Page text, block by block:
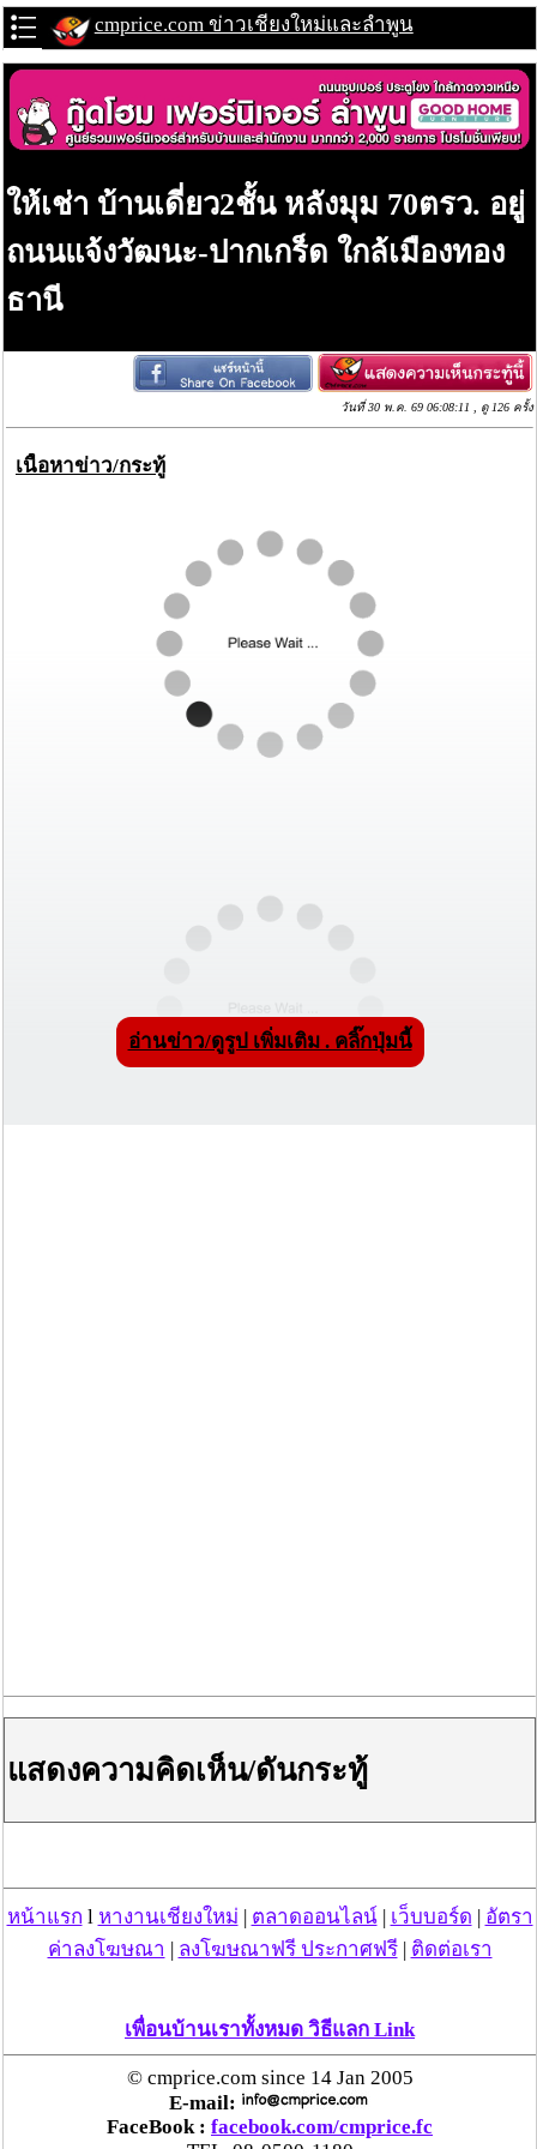
cmprice.com ข่าวเชียงใหม่และลำพูน
ให้เช่า บ้านเดี่ยว2ชั้น หลังมุม 70ตรว. อยู่
ถนนแจ้งวัฒนะ-ปากเกร็ด ใกล้เมืองทอง
ธานี
วันที่ 30 พ.ค. 69 06:08:11 , ดู 126 ครั้ง
เนื้อหาข่าว/กระทู้
อ่านข่าว/ดูรูป เพิ่มเติม . คลิ๊กปุ่มนี้
แสดงความคิดเห็น/ดันกระทู้
หน้าแรก l หางานเชียงใหม่ | ตลาดออนไลน์| เว็บบอร์ด | อัตรา
ค่าลงโฆษณา | ลงโฆษณาฟรี ประกาศฟรี| ติดต่อเรา
เพื่อนบ้านเราทั้งหมด วิธีแลก Link
© cmprice.com since 14 Jan 2005
E-mail:
FaceBook : facebook.com/cmprice.fc